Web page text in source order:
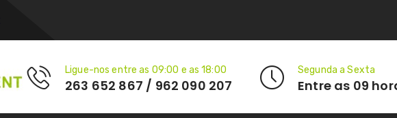
Ligue-nos entre as 09:00 e as 18:00
263 652 867 / 962 090 207
Segunda a Sexta
Entre as 09